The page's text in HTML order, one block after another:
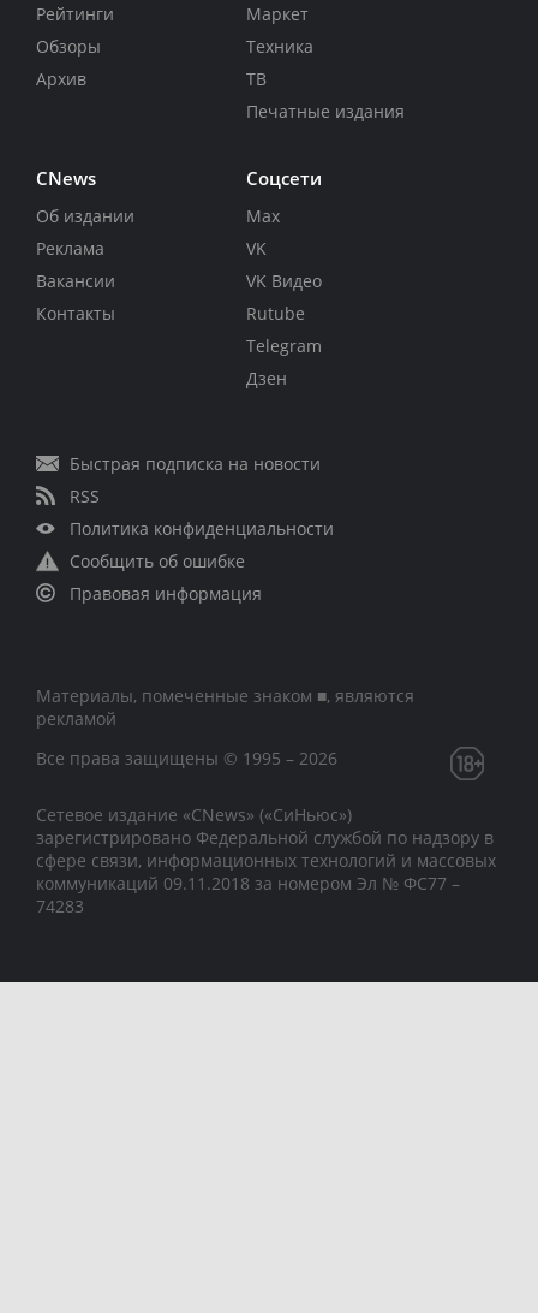
Рейтинги
Обзоры
Архив
Маркет
Техника
ТВ
Печатные издания
CNews
Об издании
Реклама
Вакансии
Контакты
Соцсети
Max
VK
VK Видео
Rutube
Telegram
Дзен
Быстрая подписка на новости
RSS
Политика конфиденциальности
Сообщить об ошибке
Правовая информация
Материалы, помеченные знаком ■, являются
рекламой
Все права защищены © 1995 – 2026
Сетевое издание «CNews» («СиНьюс»)
зарегистрировано Федеральной службой по надзору в
сфере связи, информационных технологий и массовых
коммуникаций 09.11.2018 за номером Эл № ФС77 –
74283